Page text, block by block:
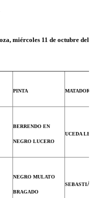
miércoles 11 de octubre del
PINTA MATADOR
BERRENDO EN
NEGRO LUCERO
UCEDA
NEGRO MULATO
BRAGADO
SEBASTIÁN